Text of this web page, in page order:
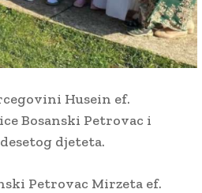
Husein ef.
Bosanski Petrovac i
djeteta.
Petrovac Mirzeta ef.